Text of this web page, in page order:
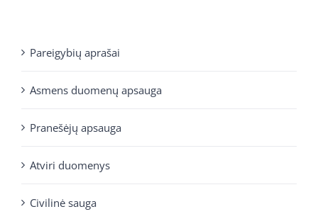
Pareigybių aprašai
Asmens duomenų apsauga
Pranešėjų apsauga
Atviri duomenys
Civilinė sauga